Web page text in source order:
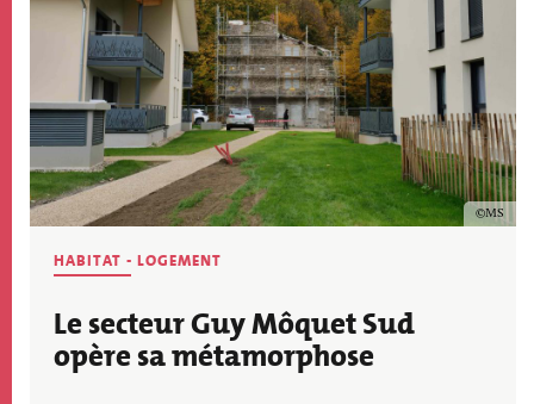
MS
HABITAT - LOGEMENT
Le secteur Guy Môquet Sud
opère sa métamorphose